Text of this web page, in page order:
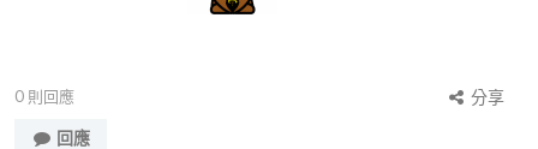
0 則回應
分享
回應